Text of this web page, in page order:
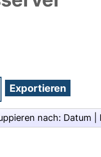
nach: Datum